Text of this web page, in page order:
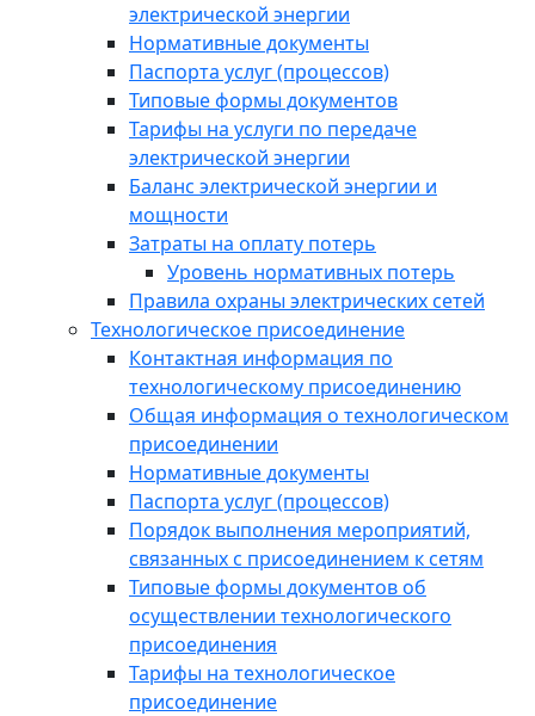
электрической энергии
Нормативные документы
Паспорта услуг (процессов)
Типовые формы документов
Тарифы на услуги по передаче
электрической энергии
Баланс электрической энергии и
мощности
Затраты на оплату потерь
Уровень нормативных потерь
Правила охраны электрических сетей
Технологическое присоединение
Контактная информация по
технологическому присоединению
Общая информация о технологическом
присоединении
Нормативные документы
Паспорта услуг (процессов)
Порядок выполнения мероприятий,
связанных с присоединением к сетям
Типовые формы документов об
осуществлении технологического
присоединения
Тарифы на технологическое
присоединение